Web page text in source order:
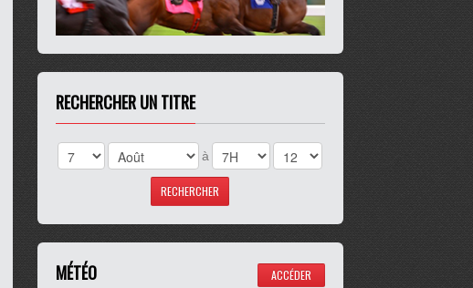
RECHERCHER UN TITRE
à
MÉTÉO ACCÉDER